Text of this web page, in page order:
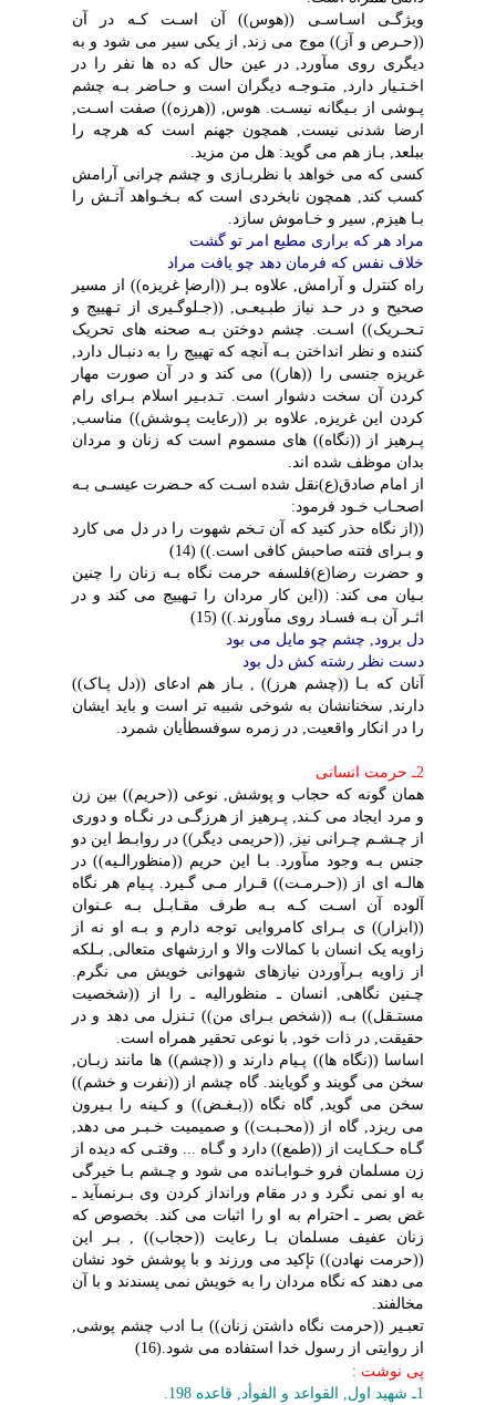
ویژگـى اسـاسـى ((هوس)) آن اسـت کـه در آن
((حـرص و آز)) موج مى زند, از یکى سیر مى شود و به
دیگرى روى مىآورد, در عین حال که ده ها نفر را در
اخـتـیار دارد, متـوجـه دیگران است و حـاضر بـه چشم
پـوشى از بـیگانه نیسـت. هوس, ((هرزه)) صفت اسـت,
ارضا شدنى نیست, همچون جهنم است که هرچه را
ببلعد, بـاز هم مى گوید: هل من مزید.
کسى که مى خواهد با نظربـازى و چشم چرانى آرامش
کسب کند, همچون نابخردى است که بـخـواهد آتـش را
بـا هیزم, سیر و خـاموش سازد.
مراد هر که برارى مطیع امر تو گشت
خلاف نفس که فرمان دهد چو یافت مراد
راه کنترل و آرامش, علاوه بـر ((ارضإ غریزه)) از مسیر
صحیح و در حـد نیاز طبـیعـى, ((جـلوگـیرى از تـهییج و
تـحـریک)) اسـت. چشم دوختن بـه صحنه هاى تحریک
کننده و نظر انداختن بـه آنچه که تهییج را به دنبـال دارد,
غریزه جنسى را ((هار)) مى کند و در آن صورت مهار
کردن آن سخت دشوار است. تـدبـیر اسلام بـراى رام
کردن این غریزه, علاوه بر ((رعایت پـوشش)) مناسب,
پـرهیز از ((نگاه)) هاى مسموم است که زنان و مردان
بدان موظف شده اند.
از امام صادق(ع)نقل شده اسـت که حـضرت عیسـى بـه
اصحـاب خـود فرمود:
((از نگاه حذر کنید که آن تـخم شهوت را در دل مى کارد
و بـراى فتنه صاحبش کافى است.)) (14)
و حضرت رضا(ع)فلسفه حرمت نگاه بـه زنان را چنین
بـیان مى کند: ((این کار مردان را تـهییج مى کند و در
اثـر آن بـه فسـاد روى مىآورند.)) (15)
دل برود, چشم چو مایل مى بود
دست نظر رشته کش دل بود
آنان که بـا ((چشم هرز)) , بـاز هم ادعاى ((دل پـاک))
دارند, سخنانشان به شوخى شبیه تر است و باید ایشان
را در انکار واقعیت, در زمره سوفسطأیان شمرد.
2ـ حرمت انسانى
همان گونه که حجاب و پوشش, نوعى ((حریم)) بین زن
و مرد ایجاد مى کـند, پـرهیز از هرزگـى در نگـاه و دورى
از چـشـم چـرانى نیز, ((حریمى دیگر)) در روابـط این دو
جنس بـه وجود مىآورد. بـا این حریم ((منظورالـیه)) در
هالـه اى از ((حـرمـت)) قـرار مـى گـیرد. پـیام هر نگاه
آلوده آن اسـت کـه بـه طرف مقـابـل بـه عـنوان
((ابزار)) ى بـراى کامروایى توجه دارم و بـه او نه از
زاویه یک انسان با کمالات والا و ارزشهاى متعالى, بـلکه
از زاویه بـرآوردن نیازهاى شهوانى خویش مى نگرم.
چـنین نگاهى, انسان ـ منظورالیه ـ را از ((شخصیت
مستـقل)) بـه ((شخص بـراى من)) تـنزل مى دهد و در
حقیقت, در ذات خود, با نوعى تحقیر همراه است.
اساسا ((نگاه ها)) پـیام دارند و ((چشم)) ها مانند زبـان,
سخن مى گویند و گویایند. گاه چشم از ((نفرت و خشم))
سخن مى گوید, گاه نگاه ((بـغـض)) و کـینه را بـیرون
مى ریزد, گاه از ((محـبـت)) و صمیمیت خـبـر مى دهد,
گـاه حـکـایت از ((طمع)) دارد و گـاه ... وقتـى که دیده از
زن مسلمان فرو خـوابـانده مى شود و چـشم بـا خیرگى
به او نمى نگرد و در مقام ورانداز کردن وى بـرنمىآید ـ
غض بصر ـ احترام به او را اثبات مى کند. بخصوص که
زنان عفیف مسلمان بـا رعایت ((حجاب)) , بـر این
((حرمت نهادن)) تإکید مى ورزند و با پوشش خود نشان
مى دهند که نگاه مردان را به خویش نمى پسندند و با آن
مخالفند.
تعبـیر ((حرمت نگاه داشتن زنان)) بـا ادب چشم پوشى,
از روایتى از رسول خدا استفاده مى شود.(16)
پى نوشت :
1ـ شهید اول, القواعد و الفوأد, قاعده 198.